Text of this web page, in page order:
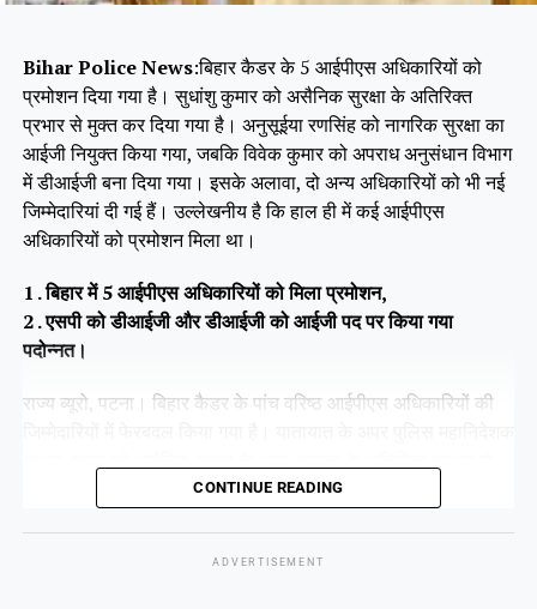
Bihar Police News:बिहार कैडर के 5 आईपीएस अधिकारियों को
प्रमोशन दिया गया है। सुधांशु कुमार को असैनिक सुरक्षा के अतिरिक्त
प्रभार से मुक्त कर दिया गया है। अनुसूईया रणसिंह को नागरिक सुरक्षा का
आईजी नियुक्त किया गया, जबकि विवेक कुमार को अपराध अनुसंधान विभाग
में डीआईजी बना दिया गया। इसके अलावा, दो अन्य अधिकारियों को भी नई
जिम्मेदारियां दी गई हैं। उल्लेखनीय है कि हाल ही में कई आईपीएस
अधिकारियों को प्रमोशन मिला था।
1 . बिहार में 5 आईपीएस अधिकारियों को मिला प्रमोशन,
2 . एसपी को डीआईजी और डीआईजी को आईजी पद पर किया गया
पदोन्नत।
राज्य ब्यूरो, पटना। बिहार कैडर के पांच वरिष्ठ आईपीएस अधिकारियों की
CONTINUE READING
ADVERTISEMENT